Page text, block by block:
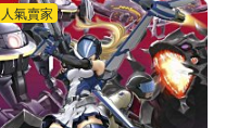
人氣賣家